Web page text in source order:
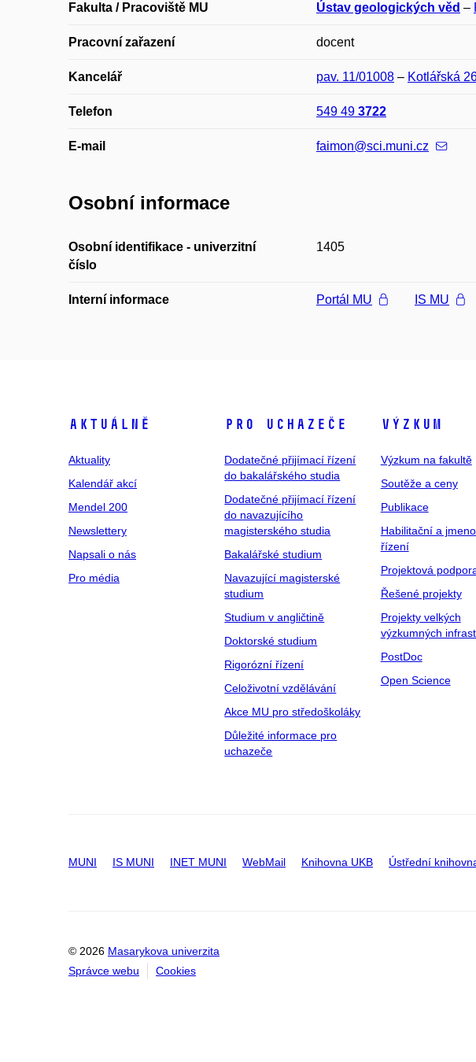
Fakulta / Pracoviště MU Ústav geologických věd –
Pracovní zařazení docent
Kancelář pav. 11/01008 – Kotlářská
Telefon 549 49 3722
E-mail faimon@sci.muni.cz
Osobní informace
Osobní identifikace - univerzitní
číslo
1405
Interní informace Portál MU IS MU
Aktuálně
Aktuality
Kalendář akcí
Mendel 200
Newslettery
Napsali o nás
Pro média
Pro uchazeče
Dodatečné přijímací řízení
do bakalářského studia
Dodatečné přijímací řízení
do navazujícího
magisterského studia
Bakalářské studium
Navazující magisterské
studium
Studium v angličtině
Doktorské studium
Rigorózní řízení
Celoživotní vzdělávání
Akce MU pro středoškoláky
Důležité informace pro
uchazeče
Výzkum
Výzkum na fakultě
Soutěže a ceny
Publikace
Habilitační a
řízení
Projektová
Řešené projekty
Projekty velkých
výzkumných
PostDoc
Open Science
MUNI IS MUNI INET MUNI WebMail Knihovna UKB Ústřední
© 2026 Masarykova univerzita
Správce webu
Cookies